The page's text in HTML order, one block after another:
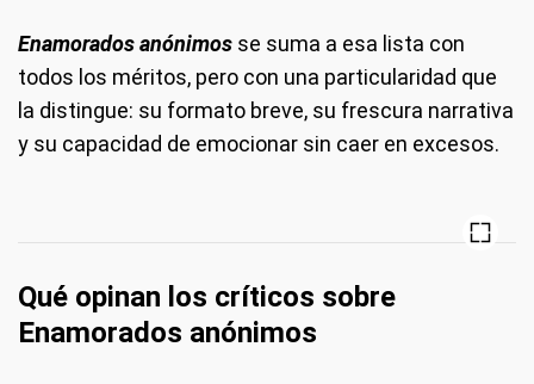
Enamorados anónimos se suma a esa lista con
todos los méritos, pero con una particularidad que
la distingue: su formato breve, su frescura narrativa
y su capacidad de emocionar sin caer en excesos.
Qué opinan los críticos sobre
Enamorados anónimos